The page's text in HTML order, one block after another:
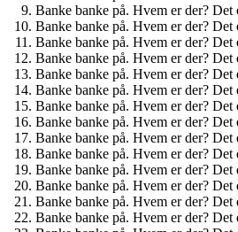
Banke banke på. Hvem er der?
Banke banke på. Hvem er der?
Banke banke på. Hvem er der?
Banke banke på. Hvem er der?
Banke banke på. Hvem er der?
Banke banke på. Hvem er der?
Banke banke på. Hvem er der?
Banke banke på. Hvem er der?
Banke banke på. Hvem er der?
Banke banke på. Hvem er der?
Banke banke på. Hvem er der?
Banke banke på. Hvem er der?
Banke banke på. Hvem er der?
Banke banke på. Hvem er der?